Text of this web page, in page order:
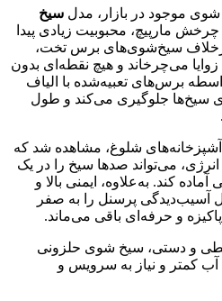
موجود در بازار، مدل سیخ
چرخش مارپیچ، محبوبیت زیادی پیدا
سیخ‌شوی‌های برس تخت،
می‌چرخاند و هیچ نقطه‌ای بدون
برس‌های تعبیه‌شده با الیاف
سیخ‌ها جلوگیری می‌کند و طول
شلوغ، مشاهده شد که
می‌تواند صدها سیخ را در یک
کند. به‌علاوه، ایمنی بالا و
آسیب‌دیدگی پرسنل را به صفر
و حرفه‌ای باقی می‌ماند.
و دستی، سیخ شوی حلزونی
کمتر و نیاز به سرویس و